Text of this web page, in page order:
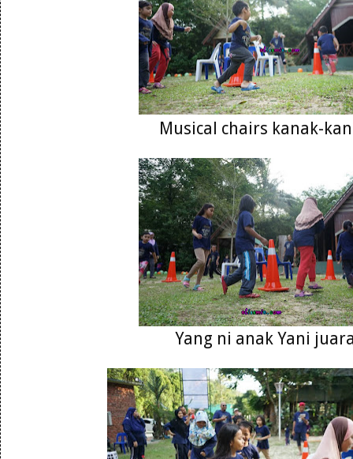
Musical chairs kanak-
Yang ni anak Yani